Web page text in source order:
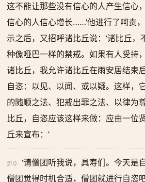
这不能让那些没有信心的人产生信心
信心的人信心增长……’他进行了呵责
示之后，又招呼诸比丘说：‘诸比丘，
种像哑巴一样的禁戒。如果有人受持
诸比丘，我允许诸比丘在雨安居结束
自恣：以见、以闻、或以疑。这样，
的随顺之法、犯戒出罪之法、以律为
比丘，自恣应该这样来做：应由一位
丘来宣布：’
210
‘请僧团听我说，具寿们。今天是
僧团觉得时机合适，僧团就进行自恣